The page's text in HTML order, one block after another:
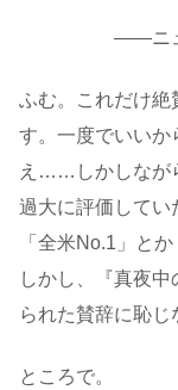
――ニ
ふむ。これだけ絶
す。一度でいいか
え……しかしなが
過大に評価してい
「全米No.1」と
しかし、『真夜
られた賛辞に恥じ
ところで。